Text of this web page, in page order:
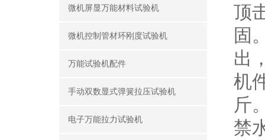
微机屏显万能材料试验机
微机控制管材环刚度试验机
万能试验机配件
手动双数显式弹簧拉压试验机
电子万能拉力试验机
顶
固
出
机
斤
禁